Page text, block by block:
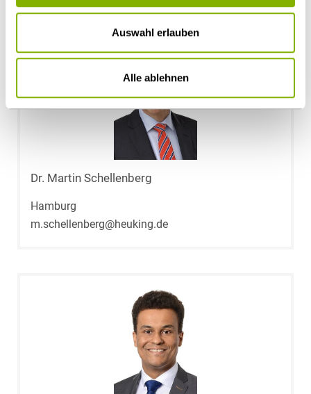
Auswahl erlauben
Alle ablehnen
Dr. Martin Schellenberg
Hamburg
m.schellenberg@heuking.de